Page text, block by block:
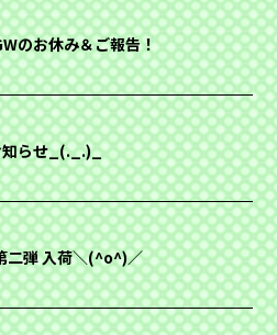
のお休み＆ご報告！
知らせ_(._.)_
二弾 入荷＼(^o^)／